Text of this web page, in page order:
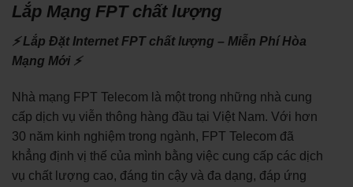
Lắp Mạng FPT chất lượng
⚡ Lắp Đặt Internet FPT chất lượng – Miễn Phí Hòa
Mạng Mới ⚡
Nhà mạng FPT Telecom là một trong những nhà cung
cấp dịch vụ viễn thông hàng đầu tại Việt Nam. Với hơn
30 năm kinh nghiệm trong ngành, FPT Telecom đã
khẳng định vị thế của mình bằng việc cung cấp các dịch
vụ chất lượng cao, đáng tin cậy và đa dạng, đáp ứng